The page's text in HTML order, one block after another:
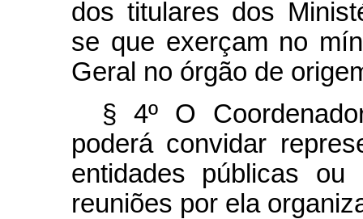
dos titulares dos
se que exerçam no
Geral no órgão de
§ 4º O
poderá convidar
entidades públicas ou
reuniões por ela